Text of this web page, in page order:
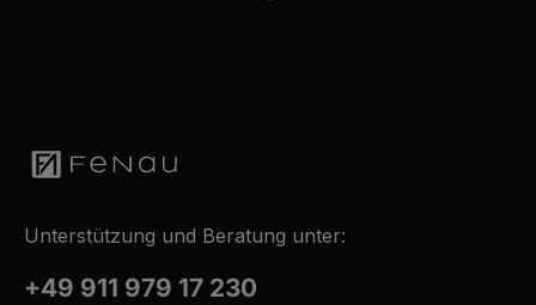
Unterstützung und Beratung unter:
+49 911 979 17 230